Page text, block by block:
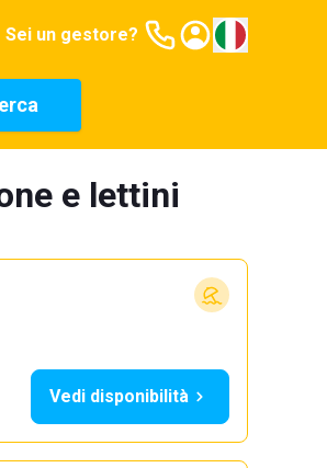
Sei un gestore?
e lettini
Vedi disponibilità